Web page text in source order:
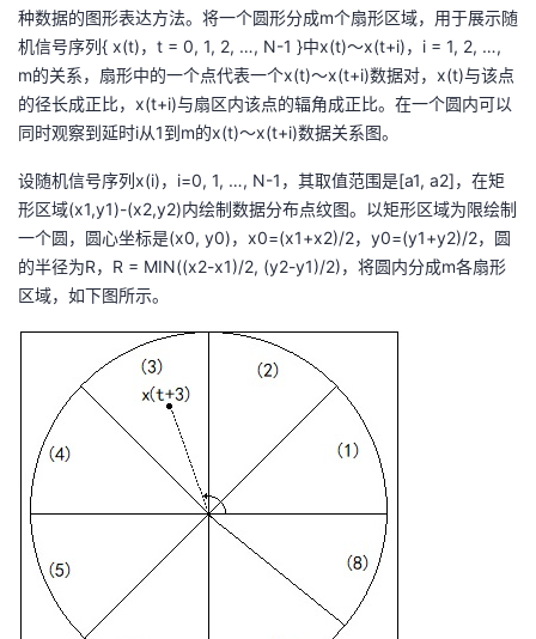
者
我
博
客
的
论
坛
我
的
圈
我
的
播
我
活
的
注
我
的
开
我
的
Programs
我
种数据的图形表达方法。将一个圆形分成m个扇形区域，用于展示随
机信号序列{ x(t)，t = 0, 1, 2, …, N-1 }中x(t)～x(t+i)，i = 1, 2, …,
m的关系，扇形中的一个点代表一个x(t)～x(t+i)数据对，x(t)与该点
的径长成正比，x(t+i)与扇区内该点的辐角成正比。在一个圆内可以
同时观察到延时i从1到m的x(t)～x(t+i)数据关系图。
设随机信号序列x(i)，i=0, 1, …, N-1，其取值范围是[a1, a2]，在矩
形区域(x1,y1)-(x2,y2)内绘制数据分布点纹图。以矩形区域为限绘制
一个圆，圆心坐标是(x0, y0)，x0=(x1+x2)/2，y0=(y1+y2)/2，圆
的半径为R，R = MIN((x2-x1)/2, (y2-y1)/2)，将圆内分成m各扇形
区域，如下图所示。